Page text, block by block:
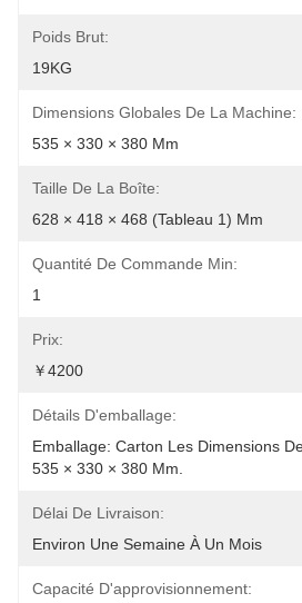
Poids Brut:
19KG
Dimensions Globales De La Machine:
535 × 330 × 380 Mm
Taille De La Boîte:
628 × 418 × 468 (tableau 1) Mm
Quantité De Commande Min:
1
Prix:
￥4200
Détails D'emballage:
Emballage: Carton Les Dimensions
535 × 330 × 380 Mm.
Délai De Livraison:
Environ Une Semaine À Un Mois
Capacité D'approvisionnement: